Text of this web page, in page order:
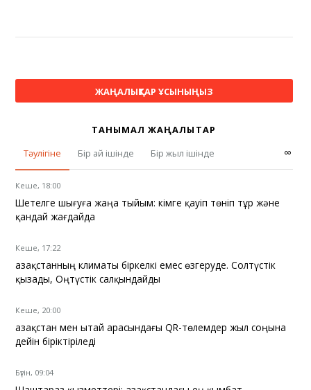
ЖАҢАЛЫҚТАР ҰСЫНЫҢЫЗ
ТАНЫМАЛ ЖАҢАЛЫҚТАР
Тәулігіне
Бір ай ішінде Бір жыл ішінде ∞
Кеше, 18:00
Шетелге шығуға жаңа тыйым: кімге қауіп төніп тұр және
қандай жағдайда
Кеше, 17:22
Қазақстанның климаты біркелкі емес өзгеруде. Солтүстік
қызады, Оңтүстік салқындайды
Кеше, 20:00
Қазақстан мен Қытай арасындағы QR-төлемдер жыл соңына
дейін біріктіріледі
Бүгін, 09:04